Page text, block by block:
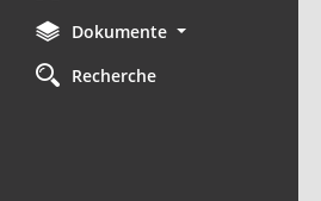
Dokumente
Recherche